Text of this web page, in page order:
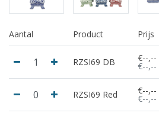
Aantal Product Prijs
RZSI69 DB €--,--
€--,--
RZSI69 Red €--,--
€--,--